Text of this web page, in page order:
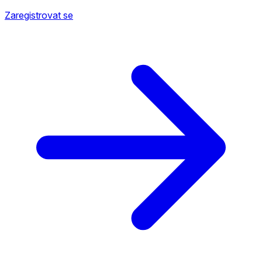
Zaregistrovat se